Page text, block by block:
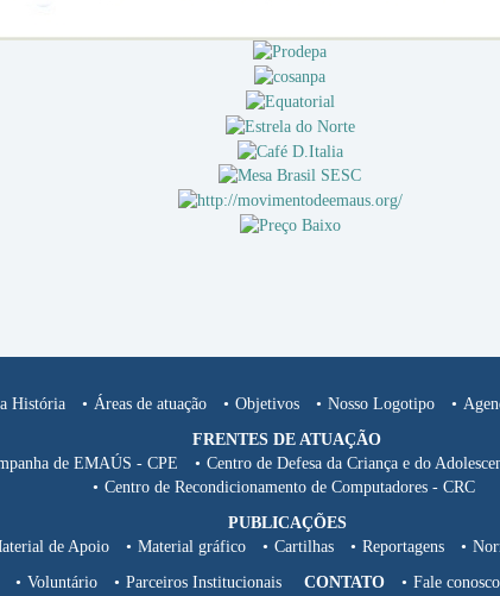
História Áreas de atuação Objetivos Nosso Logotipo
FRENTES DE ATUAÇÃO
de EMAÚS - CPE Centro de Defesa da Criança e do
Centro de Recondicionamento de Computadores - CRC
PUBLICAÇÕES
de Apoio Material gráfico Cartilhas Reportagens
Voluntário Parceiros Institucionais CONTATO Fale conosco